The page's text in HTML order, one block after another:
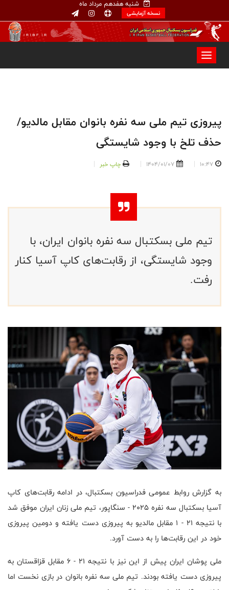
شنبه هفدهم مرداد ماه
نسخه آزمایشی
پیروزی تیم ملی سه نفره بانوان مقابل مالدیو/
حذف تلخ با وجود شایستگی
10:47
1404/01/07 چاپ خبر
تیم ملی بسکتبال سه نفره بانوان ایران، با
وجود شایستگی، از رقابت‌های کاپ آسیا کنار
رفت.
به گزارش روابط عمومی فدراسیون بسکتبال، در ادامه رقابت‌های کاپ
آسیا بسکتبال سه نفره ۲۰۲۵ - سنگاپور، تیم ملی زنان ایران موفق شد
با نتیجه ۲۱ - ۱ مقابل مالدیو به پیروزی دست یافته و دومین پیروزی
خود در این رقابت‌ها را به دست آورد.
ملی پوشان ایران پیش از این نیز با نتیجه ۲۱ - ۶ مقابل قزاقستان به
پیروزی دست یافته بودند. تیم ملی سه نفره بانوان در بازی نخست اما